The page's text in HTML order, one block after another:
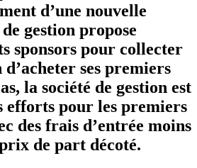
d’une nouvelle
gestion propose
sponsors pour collecter
ses premiers
la société de gestion est
efforts pour les premiers
des frais d’entrée moins
de part décoté.